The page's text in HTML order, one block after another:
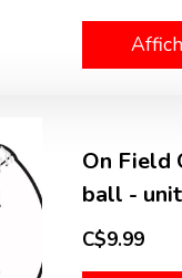
On Field
ball - unit
C$9.99